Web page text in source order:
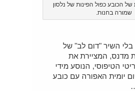
של הכובע כפול הפינות של נלסון
שמורה בחנות.
בלי השיר "דום לב" של
מדנס, המציירת את
הטיפוסי, הנוסע מידי
יומית האפורה עם כובע